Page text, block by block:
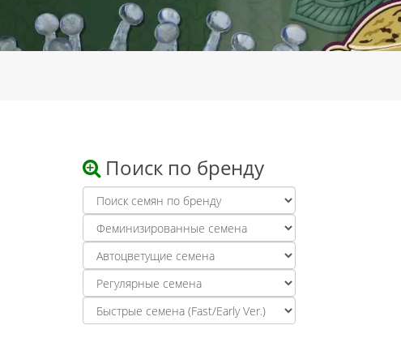
Поиск по бренду